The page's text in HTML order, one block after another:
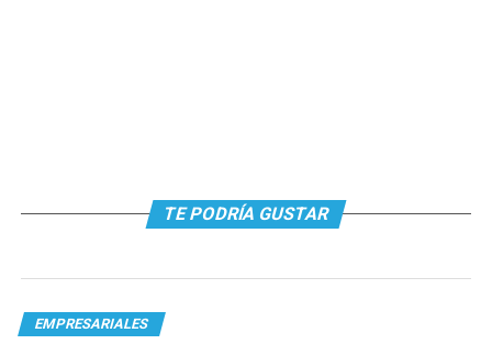
TE PODRÍA GUSTAR
EMPRESARIALES